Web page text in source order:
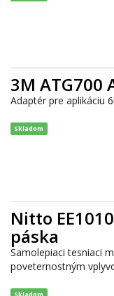
3M ATG700
Adaptér pre aplikáciu
Skladom
Nitto
páska
Samolepiaci tesniaci
poveternostným